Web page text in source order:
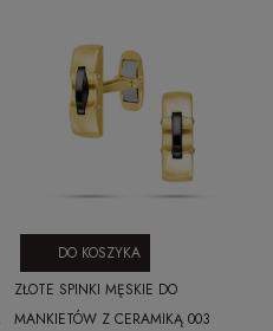
ZŁOTE SPINKI MĘSKIE DO
MANKIETÓW Z CERAMIKĄ 003
DO KOSZYKA